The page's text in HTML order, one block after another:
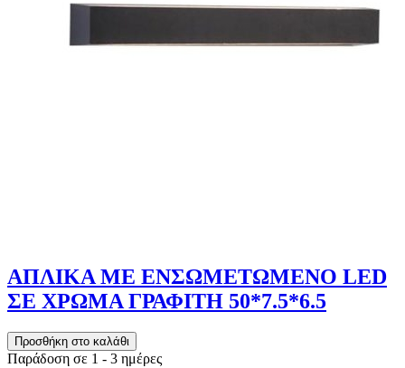
ΑΠΛΙΚΑ ΜΕ ΕΝΣΩΜΕΤΩΜΕΝΟ LED
ΣΕ ΧΡΩΜΑ ΓΡΑΦΙΤΗ 50*7.5*6.5
Παράδοση σε 1 - 3 ημέρες